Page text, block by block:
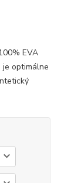
EVA
je optimálne